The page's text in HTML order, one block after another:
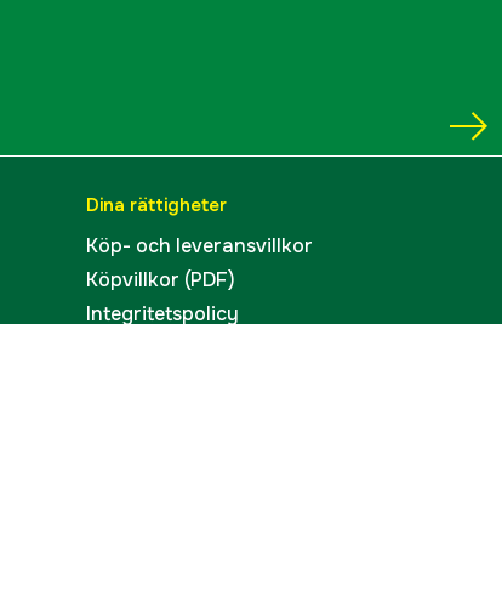
Dina rättigheter
Köp- och leveransvillkor
Köpvillkor (PDF)
Integritetspolicy